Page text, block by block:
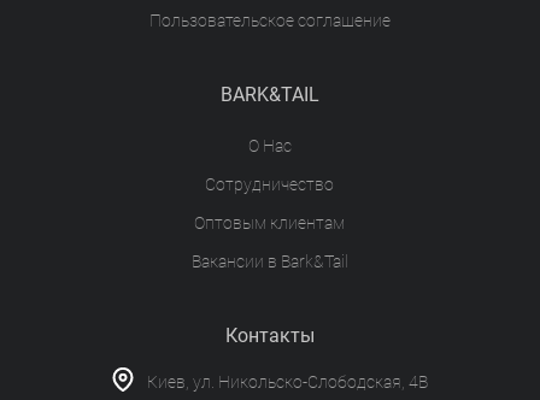
Пользовательское соглашение
BARK&TAIL
О Нас
Сотрудничество
Оптовым клиентам
Вакансии в Bark&Tail
Контакты
Киев, ул. Никольско-Слободская, 4В